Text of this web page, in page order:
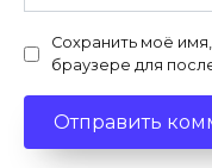
Сохранить моё
браузере для